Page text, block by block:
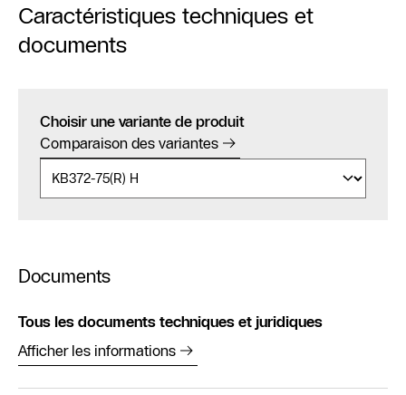
Caractéristiques techniques et
documents
Choisir une variante de produit
Comparaison des variantes
Documents
Tous les documents techniques et juridiques
Afficher les informations